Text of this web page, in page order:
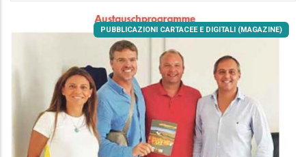
PUBBLICAZIONI CARTACEE E DIGITALI (MAGAZINE)